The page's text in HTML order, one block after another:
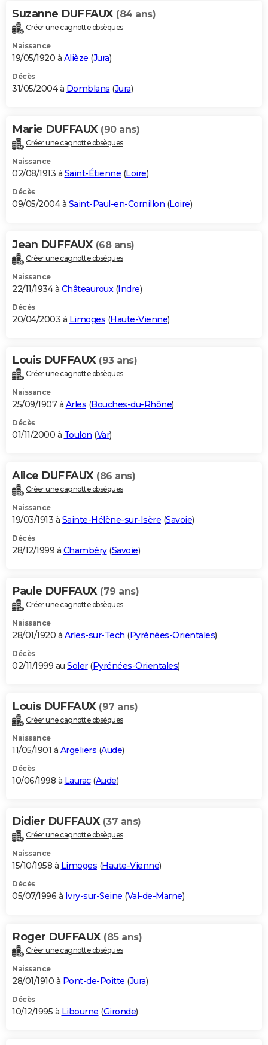
Suzanne DUFFAUX (84 ans)
Créer une cagnotte obsèques
Naissance
19/05/1920 à Alièze (Jura)
Décès
31/05/2004 à Domblans (Jura)
Marie DUFFAUX (90 ans)
Créer une cagnotte obsèques
Naissance
02/08/1913 à Saint-Étienne (Loire)
Décès
09/05/2004 à Saint-Paul-en-Cornillon (Loire)
Jean DUFFAUX (68 ans)
Créer une cagnotte obsèques
Naissance
22/11/1934 à Châteauroux(Indre)
Décès
20/04/2003 à Limoges (Haute-Vienne)
Louis DUFFAUX (93 ans)
Créer une cagnotte obsèques
Naissance
25/09/1907 à Arles (Bouches-du-Rhône)
Décès
01/11/2000 à Toulon (Var)
Alice DUFFAUX (86 ans)
Créer une cagnotte obsèques
Naissance
19/03/1913 à Sainte-Hélène-sur-Isère (Savoie)
Décès
28/12/1999 à Chambéry(Savoie)
Paule DUFFAUX (79 ans)
Créer une cagnotte obsèques
Naissance
28/01/1920 à Arles-sur-Tech (Pyrénées-Orientales)
Décès
02/11/1999 au Soler(Pyrénées-Orientales)
Louis DUFFAUX (97 ans)
Créer une cagnotte obsèques
Naissance
11/05/1901 à Argeliers (Aude)
Décès
10/06/1998 à Laurac(Aude)
Didier DUFFAUX (37 ans)
Créer une cagnotte obsèques
Naissance
15/10/1958 à Limoges (Haute-Vienne)
Décès
05/07/1996 à Ivry-sur-Seine (Val-de-Marne)
Roger DUFFAUX (85 ans)
Créer une cagnotte obsèques
Naissance
28/01/1910 à Pont-de-Poitte (Jura)
Décès
10/12/1995 à Libourne (Gironde)